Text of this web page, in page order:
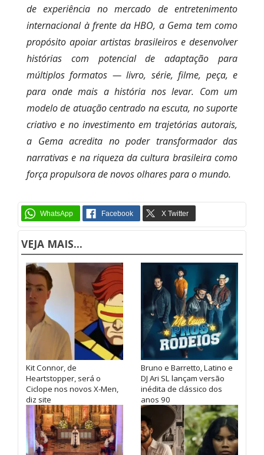
de experiência no mercado de entretenimento
internacional à frente da HBO, a Gema tem como
propósito apoiar artistas brasileiros e desenvolver
histórias com potencial de adaptação para
múltiplos formatos — livro, série, filme, peça, e
para onde mais a história nos levar. Com um
modelo de atuação centrado na escuta, no suporte
criativo e no investimento em trajetórias autorais,
a Gema acredita no poder transformador das
narrativas e na riqueza da cultura brasileira como
força propulsora de novos olhares para o mundo.
VEJA MAIS...
Kit Connor, de
Heartstopper, será o
Ciclope nos novos X-Men,
diz site
Bruno e Barretto, Latino e
DJ Ari SL lançam versão
inédita de clássico dos
anos 90